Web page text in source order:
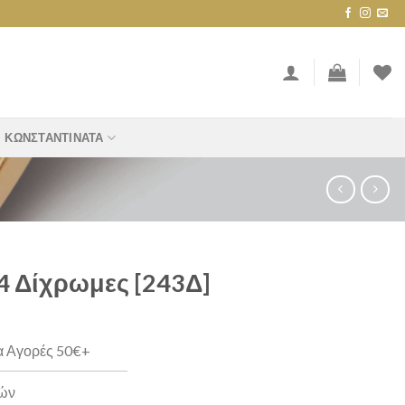
ΚΩΝΣΤΑΝΤΙΝΆΤΑ
Δίχρωμες [243Δ]
Αγορές 50€+